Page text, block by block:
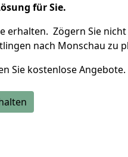
für Sie.
erhalten. Zögern Sie
nach Monschau zu
Sie kostenlose Angebote.